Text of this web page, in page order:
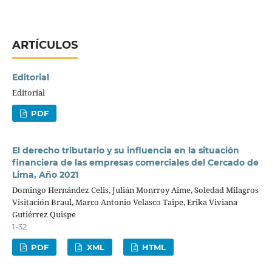
ARTÍCULOS
Editorial
Editorial
PDF
El derecho tributario y su influencia en la situación
financiera de las empresas comerciales del Cercado de
Lima, Año 2021
Domingo Hernández Celis, Julián Monrroy Aime, Soledad Milagros
Visitación Braul, Marco Antonio Velasco Taipe, Erika Viviana
Gutiérrez Quispe
1-32
PDF XML HTML